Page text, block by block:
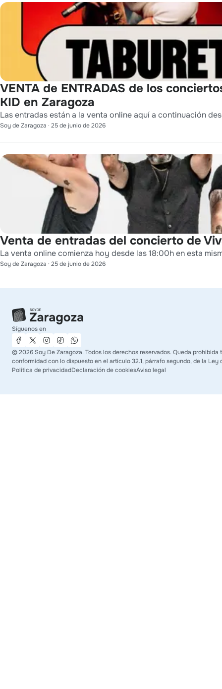
VENTA de ENTRADAS de los
KID en Zaragoza
Las entradas están a la venta online aquí a continuación
Soy de Zaragoza · 25 de junio de 2026
Venta de entradas del concierto de
La venta online comienza hoy desde las 18:00h en esta
Soy de Zaragoza · 25 de junio de 2026
Síguenos en
©2026 Soy De Zaragoza. Todos los derechos reservados. Queda
conformidad con lo dispuesto en el artículo 32.1, párrafo segundo, de la Ley
Política de privacidadDeclaración de cookiesAviso legal